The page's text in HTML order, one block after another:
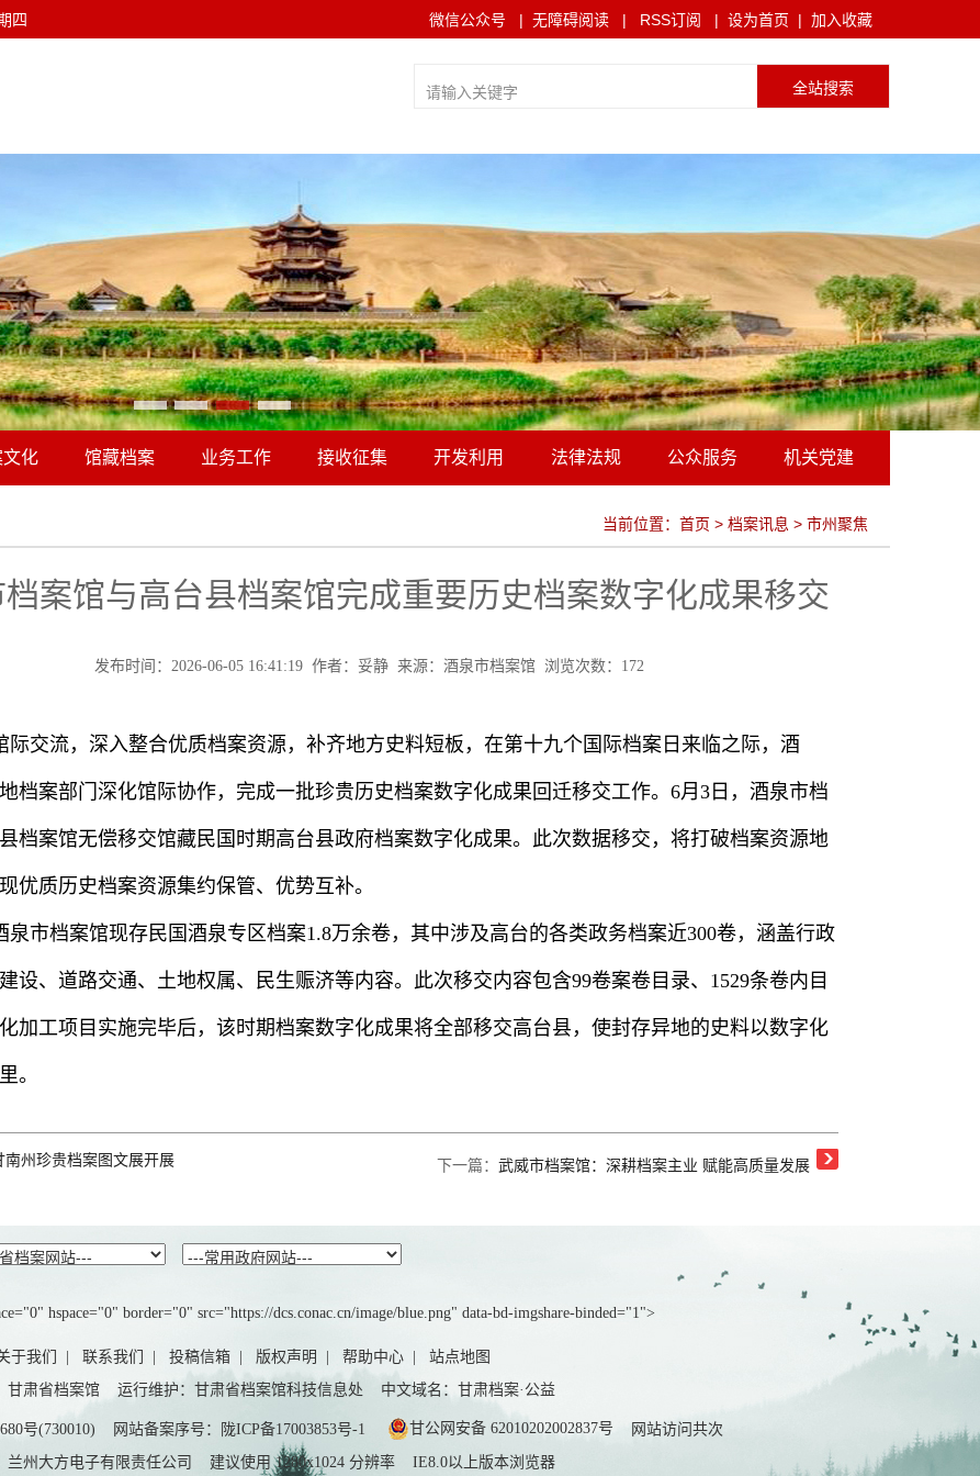
四 微信公众号 | 无障碍阅读 | RSS订阅 | 设为首页 | 加入收藏
化 馆藏档案 业务工作 接收征集 开发利用 法律法规 公众服务 机关党建
当前位置： 首页 > 档案讯息 > 市州聚焦
案馆与高台县档案馆完成重要历史档案数字化成果移交
发布时间：2026-06-05 16:41:19 作者：妥静 来源：酒泉市档案馆 浏览次数： 172
际交流，深入整合优质档案资源，补齐地方史料短板，在第十九个国际档案日来临之际，酒
档案部门深化馆际协作，完成一批珍贵历史档案数字化成果回迁移交工作。6月3日，酒泉市档
档案馆无偿移交馆藏民国时期高台县政府档案数字化成果。此次数据移交，将打破档案资源地
优质历史档案资源集约保管、优势互补。
泉市档案馆现存民国酒泉专区档案1.8万余卷，其中涉及高台的各类政务档案近300卷，涵盖行政
设、道路交通、土地权属、民生赈济等内容。此次移交内容包含99卷案卷目录、1529条卷内目
加工项目实施完毕后，该时期档案数字化成果将全部移交高台县，使封存异地的史料以数字化
。
南州珍贵档案图文展开展 下一篇： 武威市档案馆：深耕档案主业 赋能高质量发展
hspace="0" border="0" src="https://dcs.conac.cn/image/blue.png" data-bd-imgshare-binded="1">
于我们 联系我们 投稿信箱| 版权声明 帮助中心| 站点地图
甘肃省档案馆 运行维护：甘肃省档案馆科技信息处 中文域名：甘肃档案·公益
号(730010) 网站备案序号：陇ICP备17003853号-1 甘公网安备 62010202002837号 网站访问共次
兰州大方电子有限责任公司 建议使用 1280x1024 分辨率 IE8.0以上版本浏览器